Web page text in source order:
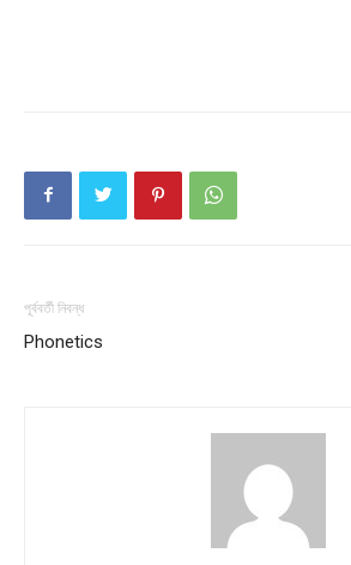
About
Contact us
পূর্ববর্তী নিবন্ধ
Phonetics